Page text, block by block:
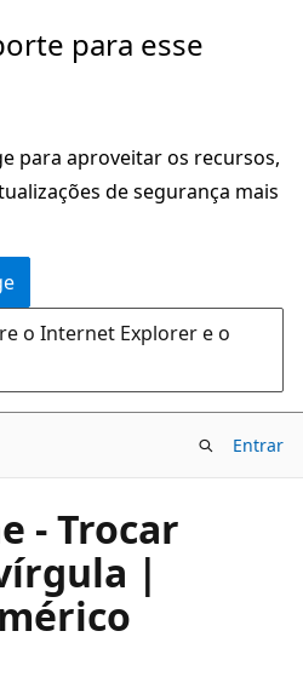
para esse
para aproveitar os recursos,
de segurança mais
o Internet Explorer e o
Entrar
- Trocar
|